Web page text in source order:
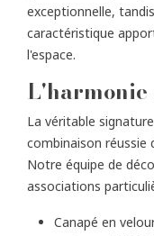
exceptionnelle,
caractéristique
l'espace.
L'harmonie
La véritable
combinaison réussie
Notre équipe de
associations
Canapé en